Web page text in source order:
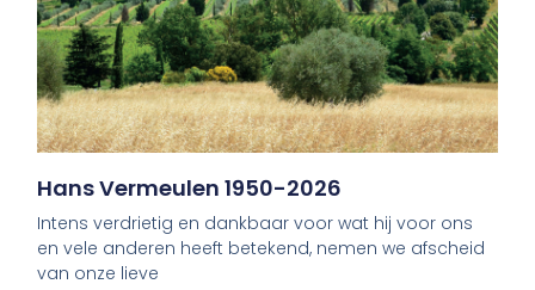
Hans Vermeulen 1950-2026
Intens verdrietig en dankbaar voor wat hij voor ons
en vele anderen heeft betekend, nemen we afscheid
van onze lieve